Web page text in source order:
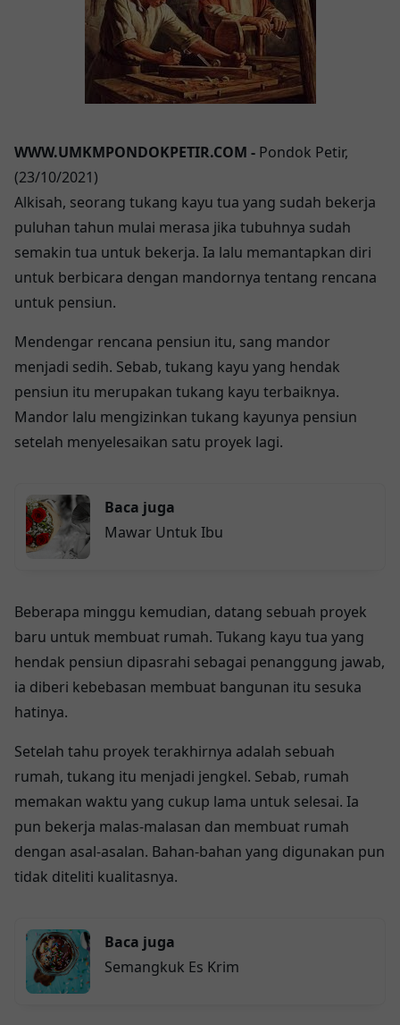
WWW.UMKMPONDOKPETIR.COM - Pondok Petir,
(23/10/2021)
Alkisah, seorang tukang kayu tua yang sudah bekerja
puluhan tahun mulai merasa jika tubuhnya sudah
semakin tua untuk bekerja. Ia lalu memantapkan diri
untuk berbicara dengan mandornya tentang rencana
untuk pensiun.
Mendengar rencana pensiun itu, sang mandor
menjadi sedih. Sebab, tukang kayu yang hendak
pensiun itu merupakan tukang kayu terbaiknya.
Mandor lalu mengizinkan tukang kayunya pensiun
setelah menyelesaikan satu proyek lagi.
Baca juga
Mawar Untuk Ibu
Beberapa minggu kemudian, datang sebuah proyek
baru untuk membuat rumah. Tukang kayu tua yang
hendak pensiun dipasrahi sebagai penanggung jawab,
ia diberi kebebasan membuat bangunan itu sesuka
hatinya.
Setelah tahu proyek terakhirnya adalah sebuah
rumah, tukang itu menjadi jengkel. Sebab, rumah
memakan waktu yang cukup lama untuk selesai. Ia
pun bekerja malas-malasan dan membuat rumah
dengan asal-asalan. Bahan-bahan yang digunakan pun
tidak diteliti kualitasnya.
Baca juga
Semangkuk Es Krim